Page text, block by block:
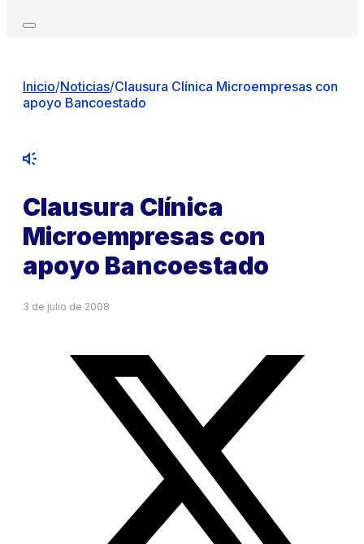
Inicio/Noticias/Clausura Clínica Microempresas con
apoyo Bancoestado
Clausura Clínica
Microempresas con
apoyo Bancoestado
3 de julio de 2008